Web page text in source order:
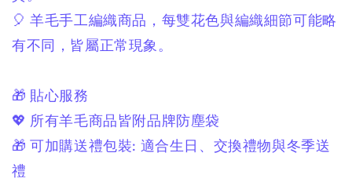
🎈 羊毛手工編織商品， 每雙花色與編織細節可能略
有不同， 皆屬正常現象。
🎁 貼心服務
💖 所有羊毛商品皆附品牌防塵袋
🎁 可加購送禮包裝: 適合生日、交換禮物與冬季送
禮